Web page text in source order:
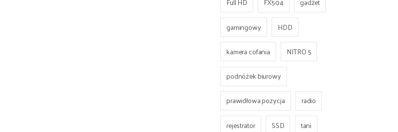
gamingowy
HDD
kamera cofania
NITRO 5
podnóżek biurowy
prawidłowa pozycja
radio
rejestrator
SSD
tani